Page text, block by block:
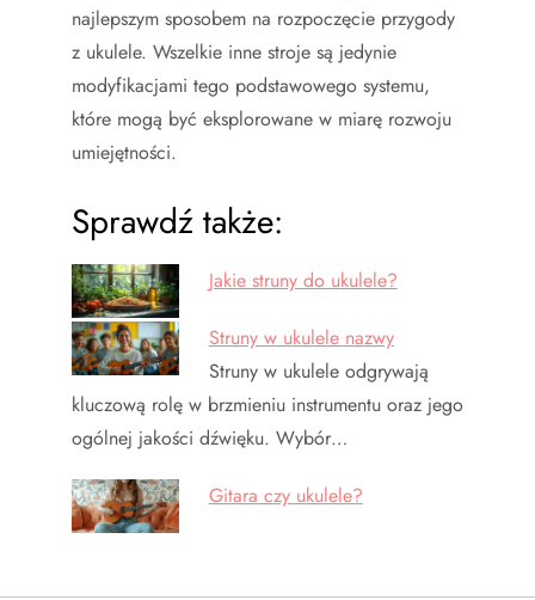
najlepszym sposobem na rozpoczęcie przygody
z ukulele. Wszelkie inne stroje są jedynie
modyfikacjami tego podstawowego systemu,
które mogą być eksplorowane w miarę rozwoju
umiejętności.
Sprawdź także:
Jakie struny do ukulele?
Struny w ukulele nazwy
Struny w ukulele odgrywają
kluczową rolę w brzmieniu instrumentu oraz jego
ogólnej jakości dźwięku. Wybór…
Gitara czy ukulele?